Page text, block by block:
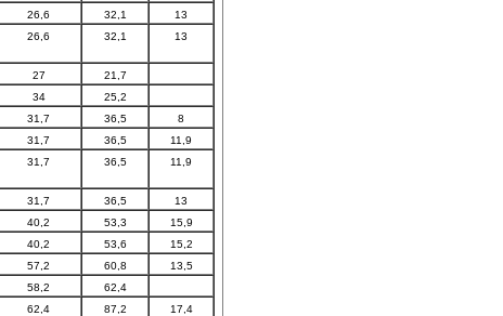
26,6 32,1
13
26,6 32,1 13
27
21,7
34
25,2
31,7 36,5
8
31,7 36,5
11,9
31,7 36,5 11,9
31,7 36,5
13
40,2 53,3
15,9
40,2 53,6
15,2
57,2 60,8
13,5
58,2
62,4
62,4 87,2
17,4